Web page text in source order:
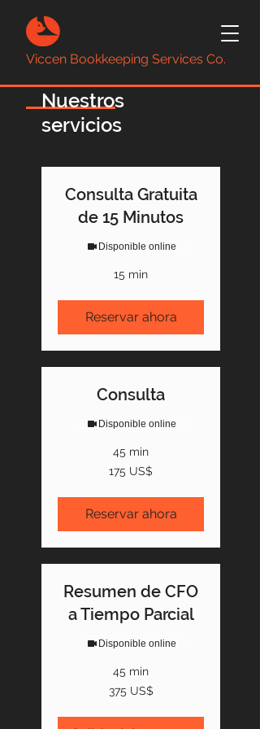
Viccen Bookkeeping Services Co.
Nuestros
servicios
Consulta Gratuita
de 15 Minutos
Disponible online
15 min
Reservar ahora
Consulta
Disponible online
45 min
175 US$
Reservar ahora
Resumen de CFO
a Tiempo Parcial
Disponible online
45 min
375 US$